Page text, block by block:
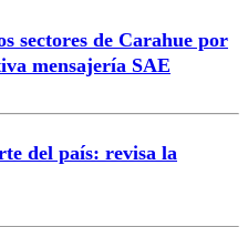
sectores de Carahue por
mensajería SAE
del país: revisa la